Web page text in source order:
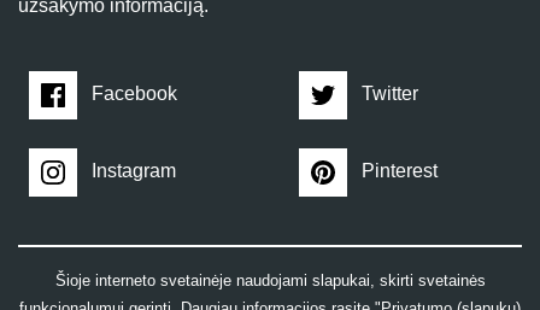
užsakymo informaciją.
Facebook Twitter
Instagram Pinterest
Šioje interneto svetainėje naudojami slapukai, skirti svetainės